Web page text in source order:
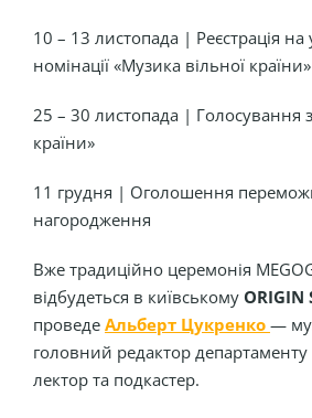
10 – 13 листопада | Реєстрація на
номінації «Музика вільної країни»
25 – 30 листопада | Голосування
країни»
11 грудня | Оголошення
нагородження
Вже традиційно церемонія
відбудеться в київському ORIGIN
проведе Альберт Цукренко —
головний редактор департаменту
лектор та подкастер.